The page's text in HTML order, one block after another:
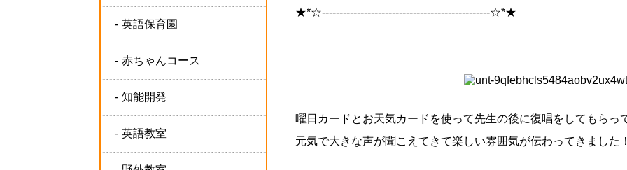
英語保育園
赤ちゃんコース
知能開発
英語教室
★*☆------------------------------------------------☆*★
曜日カードとお天気カードを使って先生の後に復唱をしてもらっ
元気で大きな声が聞こえてきて楽しい雰囲気が伝わってきました